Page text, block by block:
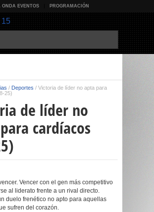
ONDA EVENTOS PROGRAMACIÓN
/ Deportes / Victoria de líder no apta para
25)
de líder no
cardíacos
Vencer con el gen más competitivo
al liderato frente a un rival directo.
duelo frenético no apto para aquellas
sufren del corazón.